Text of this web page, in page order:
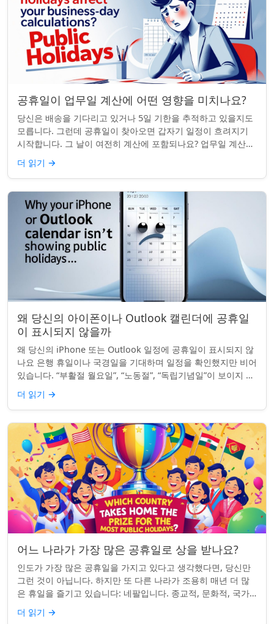
공휴일이 업무일 계산에 어떤 영향을 미치나요?
당신은 배송을 기다리고 있거나 5일 기한을 추적하고 있을지도
모릅니다. 그런데 공휴일이 찾아오면 갑자기 일정이 흐려지기
시작합니다. 그 날이 여전히 계산에 포함되나요? 업무일 계산을
할 때 공휴일은 생각보다 더 중요...
더 읽기 →
왜 당신의 아이폰이나 Outlook 캘린더에 공휴일
이 표시되지 않을까
왜 당신의 iPhone 또는 Outlook 일정에 공휴일이 표시되지 않
나요 은행 휴일이나 국경일을 기대하며 일정을 확인했지만 비어
있습니다. “부활절 월요일”, “노동절”, “독립기념일”이 보이지 않
네요. iPhon...
더 읽기 →
어느 나라가 가장 많은 공휴일로 상을 받나요?
인도가 가장 많은 공휴일을 가지고 있다고 생각했다면, 당신만
그런 것이 아닙니다. 하지만 또 다른 나라가 조용히 매년 더 많
은 휴일을 즐기고 있습니다: 네팔입니다. 종교적, 문화적, 국가
적 기념일이 혼합된 네팔은 현...
더 읽기 →